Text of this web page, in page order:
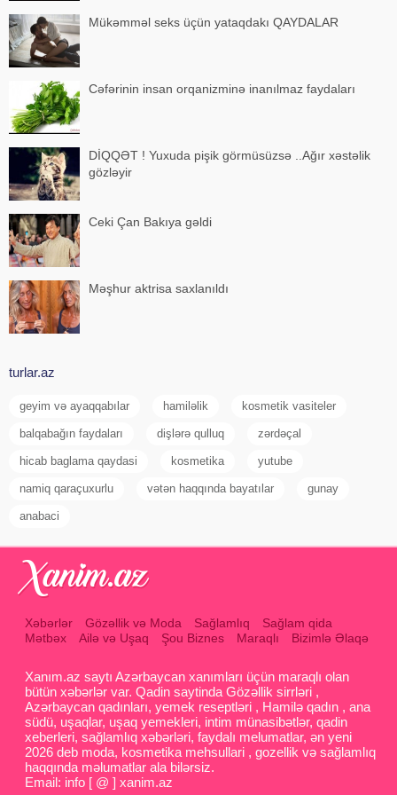
Mükəmməl seks üçün yataqdakı QAYDALAR
Cəfərinin insan orqanizminə inanılmaz faydaları
DİQQƏT ! Yuxuda pişik görmüsüzsə ..Ağır xəstəlik
gözləyir
Ceki Çan Bakıya gəldi
Məşhur aktrisa saxlanıldı
turlar.az
geyim və ayaqqabılar hamiləlik kosmetik vasiteler
balqabağın faydaları dişlərə qulluq zərdəçal
hicab baglama qaydasi kosmetika yutube
namiq qaraçuxurlu vətən haqqında bayatılar gunay
anabaci
Xəbərlər Gözəllik və Moda Sağlamlıq
Sağlam qida
Mətbəx
Ailə və Uşaq Şou Biznes Maraqlı Bizimlə Əlaqə
Xanım.az saytı Azərbaycan xanımları üçün maraqlı olan
bütün xəbərlər var. Qadin saytinda Gözəllik sirrləri ,
Azərbaycan qadınları, yemek reseptləri , Hamilə qadın , ana
südü, uşaqlar, uşaq yemekleri, intim münasibətlər, qadin
xeberleri, sağlamlıq xəbərləri, faydalı melumatlar, ən yeni
2026 deb moda, kosmetika mehsullari , gozellik və sağlamlıq
haqqında məlumatlar ala bilərsiz.
Email: info [ @ ] xanim.az